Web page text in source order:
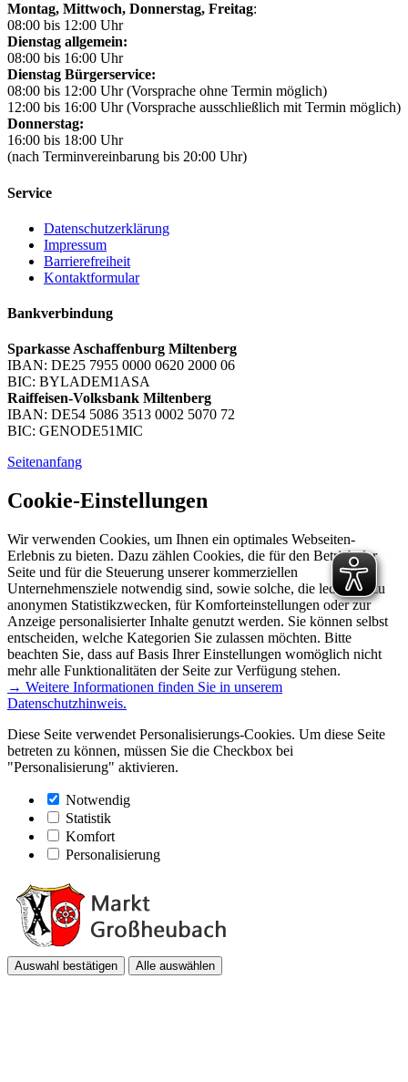
Montag, Mittwoch, Donnerstag, Freitag:
08:00 bis 12:00 Uhr
Dienstag allgemein:
08:00 bis 16:00 Uhr
Dienstag Bürgerservice:
08:00 bis 12:00 Uhr (Vorsprache ohne Termin möglich)
12:00 bis 16:00 Uhr (Vorsprache ausschließlich mit Termin möglich)
Donnerstag:
16:00 bis 18:00 Uhr
(nach Terminvereinbarung bis 20:00 Uhr)
Service
Datenschutzerklärung
Impressum
Barrierefreiheit
Kontaktformular
Bankverbindung
Sparkasse Aschaffenburg Miltenberg
IBAN: DE25 7955 0000 0620 2000 06
BIC: BYLADEM1ASA
Raiffeisen-Volksbank Miltenberg
IBAN: DE54 5086 3513 0002 5070 72
BIC: GENODE51MIC
Seitenanfang
Cookie-Einstellungen
Wir verwenden Cookies, um Ihnen ein optimales Webseiten-
Erlebnis zu bieten. Dazu zählen Cookies, die für den Betrieb der
Seite und für die Steuerung unserer kommerziellen
Unternehmensziele notwendig sind, sowie solche, die lediglich zu
anonymen Statistikzwecken, für Komforteinstellungen oder zur
Anzeige personalisierter Inhalte genutzt werden. Sie können selbst
entscheiden, welche Kategorien Sie zulassen möchten. Bitte
beachten Sie, dass auf Basis Ihrer Einstellungen womöglich nicht
mehr alle Funktionalitäten der Seite zur Verfügung stehen.
→ Weitere Informationen finden Sie in unserem
Datenschutzhinweis.
Diese Seite verwendet Personalisierungs-Cookies. Um diese Seite
betreten zu können, müssen Sie die Checkbox bei
"Personalisierung" aktivieren.
Notwendig
Statistik
Komfort
Personalisierung
Auswahl bestätigen Alle auswählen